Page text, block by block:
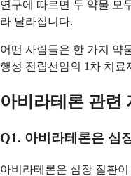
연구에 따르면 두 약물 모
라 달라집니다.
어떤 사람들은 한 가지 약
행성 전립선암의 1차 치료
아비라테론 관련
Q1. 아비라테론은 심
아비라테론은 심장 질환